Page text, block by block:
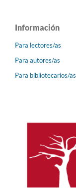
Información
Para lectores/as
Para autores/as
Para bibliotecarios/as